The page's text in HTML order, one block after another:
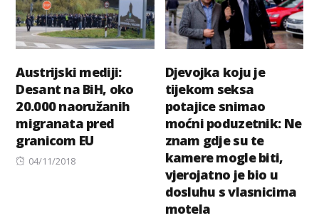
Austrijski mediji:
Desant na BiH, oko
20.000 naoružanih
migranata pred
granicom EU
Posted
04/11/2018
Djevojka koju je
tijekom seksa
potajice snimao
moćni poduzetnik: Ne
znam gdje su te
kamere mogle biti,
vjerojatno je bio u
dosluhu s vlasnicima
motela